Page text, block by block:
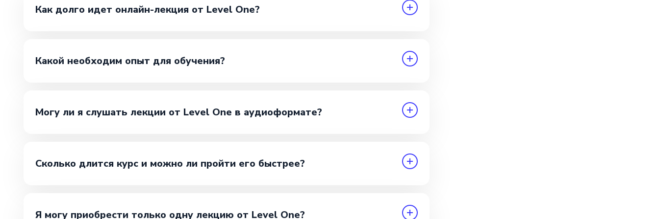
Как долго идет онлайн-лекция от Level One?
Какой необходим опыт для обучения?
Могу ли я слушать лекции от Level One в аудиоформате?
Сколько длится курс и можно ли пройти его быстрее?
Я могу приобрести только одну лекцию от Level One?